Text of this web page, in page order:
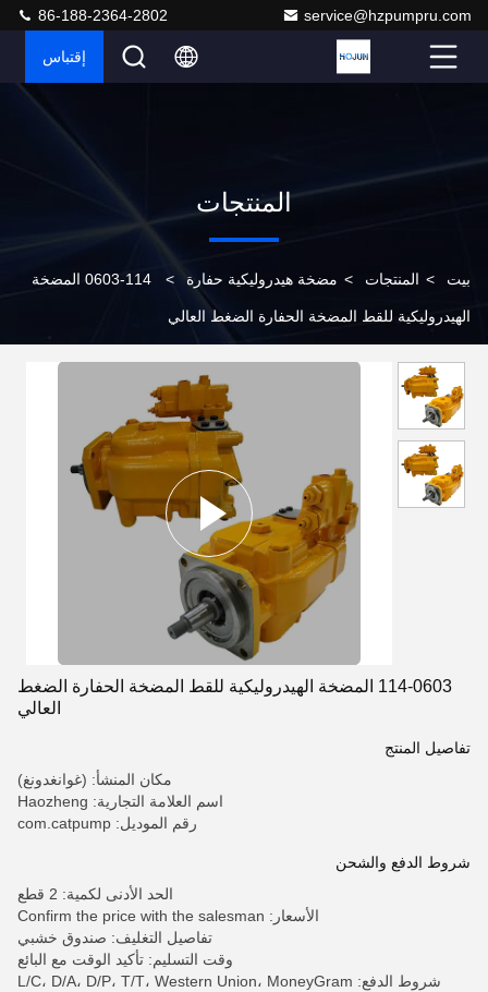
service@hzpumpru.com
86-188-2364-2802
إقتباس
المنتجات
بيت > المنتجات > مضخة هيدروليكية حفارة > 114-0603 المضخة
الهيدروليكية للقط المضخة الحفارة الضغط العالي
114-0603 المضخة الهيدروليكية للقط المضخة الحفارة الضغط
العالي
تفاصيل المنتج
مكان المنشأ: (غوانغدونغ)
اسم العلامة التجارية: Haozheng
رقم الموديل: com.catpump
شروط الدفع والشحن
الحد الأدنى لكمية: 2 قطع
الأسعار: Confirm the price with the salesman
تفاصيل التغليف: صندوق خشبي
وقت التسليم: تأكيد الوقت مع البائع
شروط الدفع: L/C، D/A، D/P، T/T، Western Union، MoneyGram